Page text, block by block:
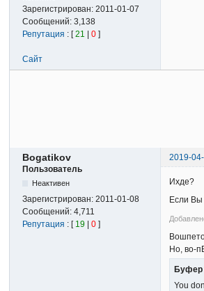
Зарегистрирован:2011-01-07
Сообщений:3,138
Репутация : [21 |0 ]
Сайт
Bogatikov
2019-
Пользователь
Неактивен
Зарегистрирован:2011-01-08
Сообщений:4,711
Репутация : [ 19 |0 ]
Ихде?
Если Вы
Но, во-
Буфер
You